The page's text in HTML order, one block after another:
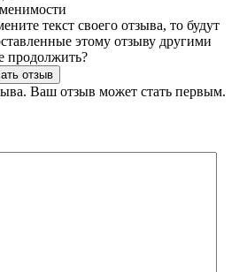
текст своего отзыва, то будут
этому отзыву другими
продолжить?
Ваш отзыв может стать первым.